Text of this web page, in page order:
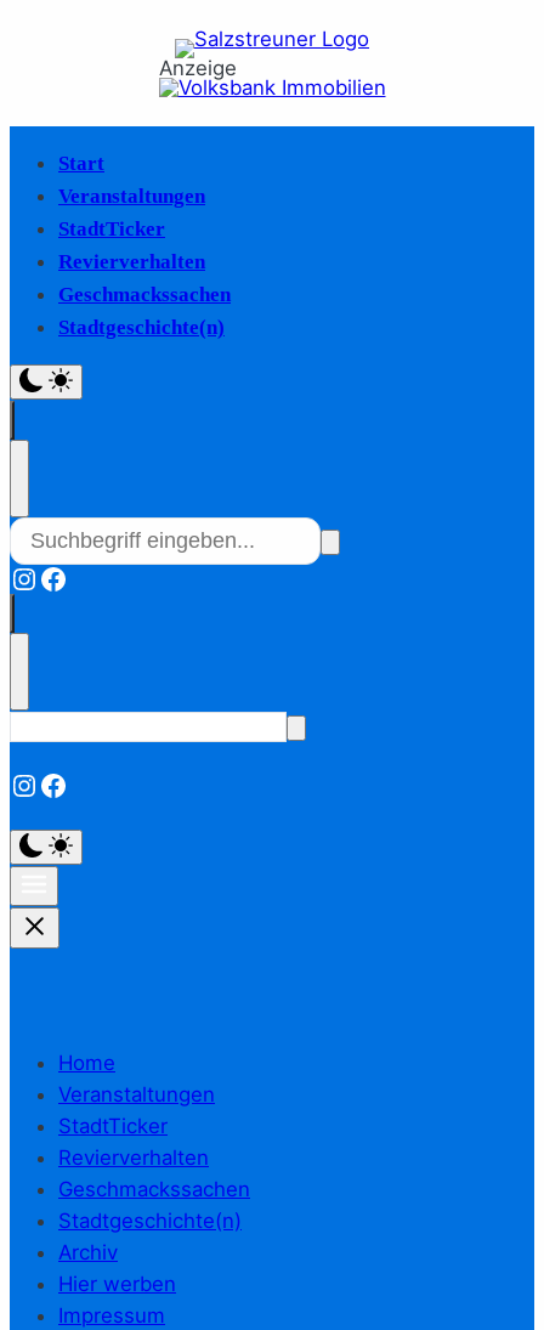
Anzeige
Start
Veranstaltungen
StadtTicker
Revierverhalten
Geschmackssachen
Stadtgeschichte(n)
Instagram
Facebook
Instagram
Facebook
Home
Veranstaltungen
StadtTicker
Revierverhalten
Geschmackssachen
Stadtgeschichte(n)
Archiv
Hier werben
Impressum